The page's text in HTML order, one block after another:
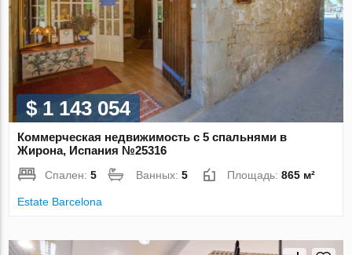
$ 1 143 054
Коммерческая недвижимость с 5 спальнями в
Жирона, Испания №25316
Спален:5 Ванных:5 Площадь:865 м²
Estate Barcelona